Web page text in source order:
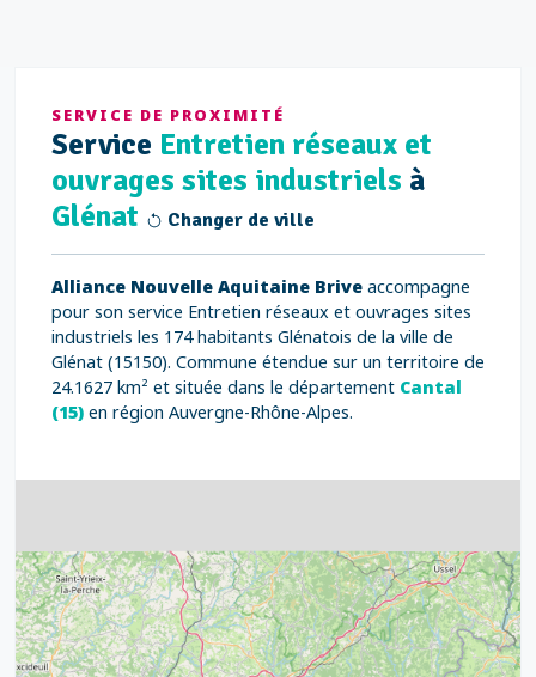
SERVICE DE PROXIMITÉ
Service Entretien réseaux et
ouvrages sites industriels à
Glénat
Changer de ville
Alliance Nouvelle Aquitaine Brive accompagne
pour son service Entretien réseaux et ouvrages sites
industriels les 174 habitants Glénatois de la ville de
Glénat (15150). Commune étendue sur un territoire de
24.1627 km² et située dans le département Cantal
(15) en région Auvergne-Rhône-Alpes.
4
32